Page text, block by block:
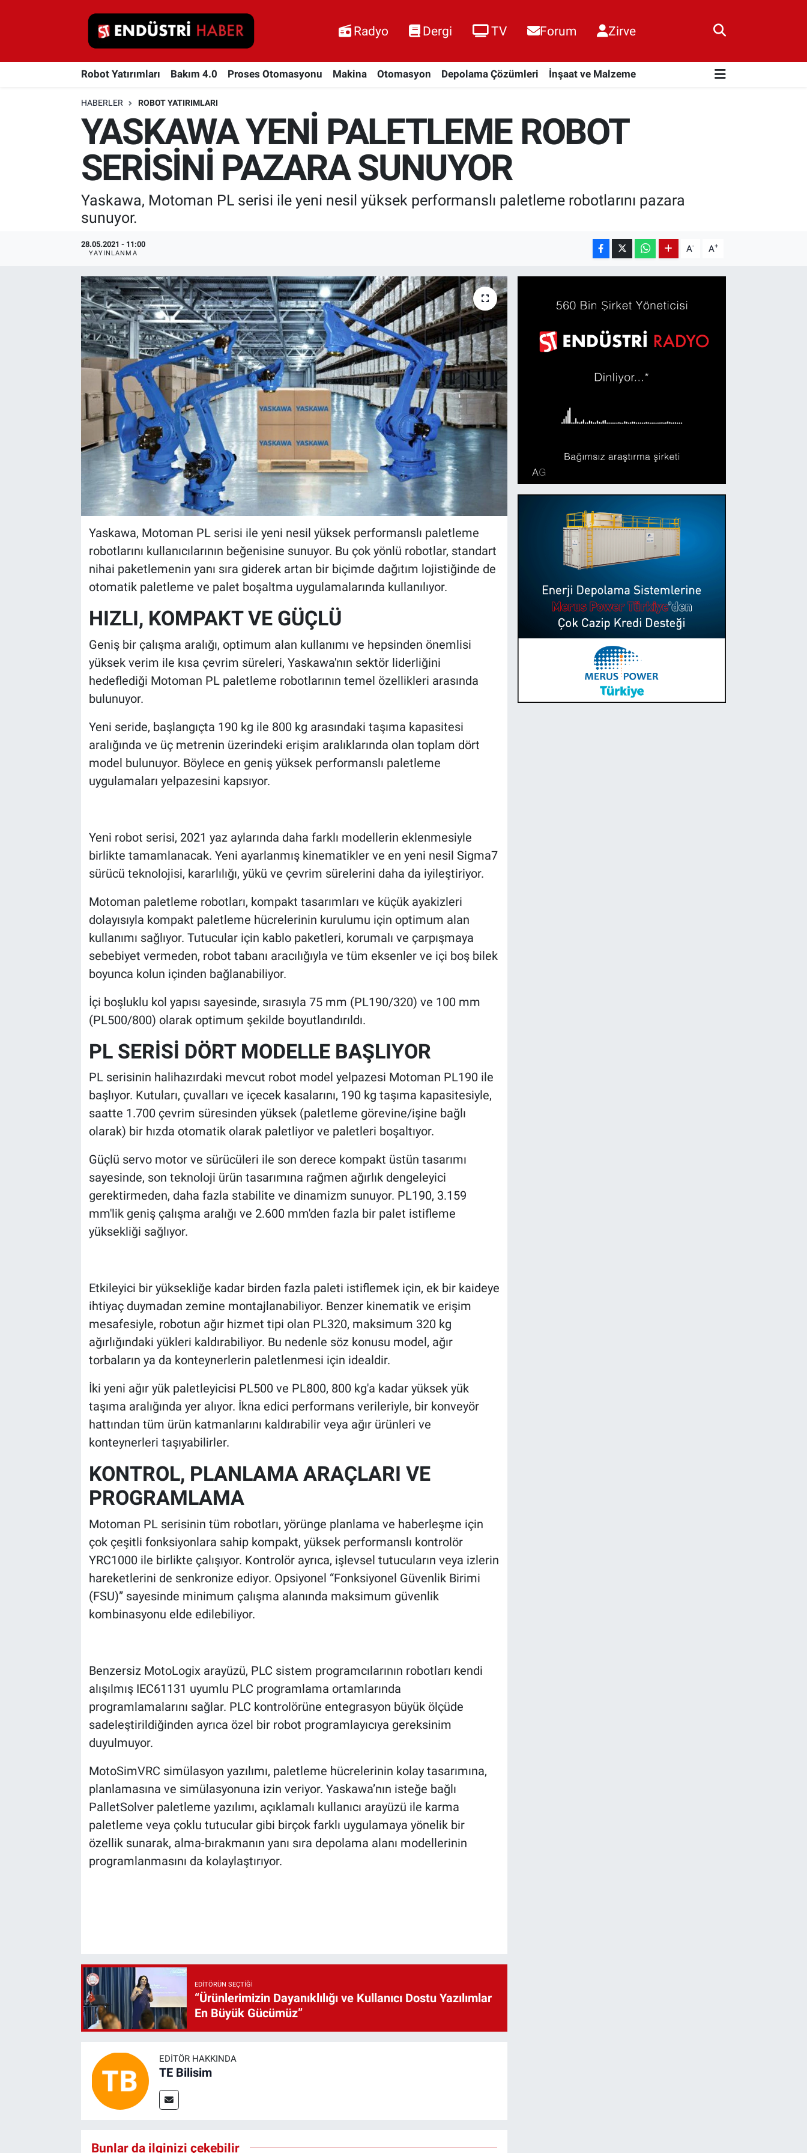
Radyo Dergi TV Forum Zirve
Robot Yatırımları Bakım 4.0 Proses Otomasyonu Makina Otomasyon Depolama Çözümleri İnşaat ve Malzeme
HABERLER ROBOT YATIRIMLARI
YASKAWA YENİ PALETLEME ROBOT
SERİSİNİ PAZARA SUNUYOR
Yaskawa, Motoman PL serisi ile yeni nesil yüksek performanslı paletleme robotlarını pazara
sunuyor.
28.05.2021 - 11:00
YAYINLANMA A- A+
Yaskawa, Motoman PL serisi ile yeni nesil yüksek performanslı paletleme
robotlarını kullanıcılarının beğenisine sunuyor. Bu çok yönlü robotlar, standart
nihai paketlemenin yanı sıra giderek artan bir biçimde dağıtım lojistiğinde de
otomatik paletleme ve palet boşaltma uygulamalarında kullanılıyor.
HIZLI, KOMPAKT VE GÜÇLÜ
Geniş bir çalışma aralığı, optimum alan kullanımı ve hepsinden önemlisi
yüksek verim ile kısa çevrim süreleri, Yaskawa'nın sektör liderliğini
hedeflediği Motoman PL paletleme robotlarının temel özellikleri arasında
bulunuyor.
Yeni seride, başlangıçta 190 kg ile 800 kg arasındaki taşıma kapasitesi
aralığında ve üç metrenin üzerindeki erişim aralıklarında olan toplam dört
model bulunuyor. Böylece en geniş yüksek performanslı paletleme
uygulamaları yelpazesini kapsıyor.
Yeni robot serisi, 2021 yaz aylarında daha farklı modellerin eklenmesiyle
birlikte tamamlanacak. Yeni ayarlanmış kinematikler ve en yeni nesil Sigma7
sürücü teknolojisi, kararlılığı, yükü ve çevrim sürelerini daha da iyileştiriyor.
Motoman paletleme robotları, kompakt tasarımları ve küçük ayakizleri
dolayısıyla kompakt paletleme hücrelerinin kurulumu için optimum alan
kullanımı sağlıyor. Tutucular için kablo paketleri, korumalı ve çarpışmaya
sebebiyet vermeden, robot tabanı aracılığıyla ve tüm eksenler ve içi boş bilek
boyunca kolun içinden bağlanabiliyor.
İçi boşluklu kol yapısı sayesinde, sırasıyla 75 mm (PL190/320) ve 100 mm
(PL500/800) olarak optimum şekilde boyutlandırıldı.
PL SERİSİ DÖRT MODELLE BAŞLIYOR
PL serisinin halihazırdaki mevcut robot model yelpazesi Motoman PL190 ile
başlıyor. Kutuları, çuvalları ve içecek kasalarını, 190 kg taşıma kapasitesiyle,
saatte 1.700 çevrim süresinden yüksek (paletleme görevine/işine bağlı
olarak) bir hızda otomatik olarak paletliyor ve paletleri boşaltıyor.
Güçlü servo motor ve sürücüleri ile son derece kompakt üstün tasarımı
sayesinde, son teknoloji ürün tasarımına rağmen ağırlık dengeleyici
gerektirmeden, daha fazla stabilite ve dinamizm sunuyor. PL190, 3.159
mm'lik geniş çalışma aralığı ve 2.600 mm'den fazla bir palet istifleme
yüksekliği sağlıyor.
Etkileyici bir yüksekliğe kadar birden fazla paleti istiflemek için, ek bir kaideye
ihtiyaç duymadan zemine montajlanabiliyor. Benzer kinematik ve erişim
mesafesiyle, robotun ağır hizmet tipi olan PL320, maksimum 320 kg
ağırlığındaki yükleri kaldırabiliyor. Bu nedenle söz konusu model, ağır
torbaların ya da konteynerlerin paletlenmesi için idealdir.
İki yeni ağır yük paletleyicisi PL500 ve PL800, 800 kg'a kadar yüksek yük
taşıma aralığında yer alıyor. İkna edici performans verileriyle, bir konveyör
hattından tüm ürün katmanlarını kaldırabilir veya ağır ürünleri ve
konteynerleri taşıyabilirler.
KONTROL, PLANLAMA ARAÇLARI VE
PROGRAMLAMA
Motoman PL serisinin tüm robotları, yörünge planlama ve haberleşme için
çok çeşitli fonksiyonlara sahip kompakt, yüksek performanslı kontrolör
YRC1000 ile birlikte çalışıyor. Kontrolör ayrıca, işlevsel tutucuların veya izlerin
hareketlerini de senkronize ediyor. Opsiyonel “Fonksiyonel Güvenlik Birimi
(FSU)” sayesinde minimum çalışma alanında maksimum güvenlik
kombinasyonu elde edilebiliyor.
Benzersiz MotoLogix arayüzü, PLC sistem programcılarının robotları kendi
alışılmış IEC61131 uyumlu PLC programlama ortamlarında
programlamalarını sağlar. PLC kontrolörüne entegrasyon büyük ölçüde
sadeleştirildiğinden ayrıca özel bir robot programlayıcıya gereksinim
duyulmuyor.
MotoSimVRC simülasyon yazılımı, paletleme hücrelerinin kolay tasarımına,
planlamasına ve simülasyonuna izin veriyor. Yaskawa’nın isteğe bağlı
PalletSolver paletleme yazılımı, açıklamalı kullanıcı arayüzü ile karma
paletleme veya çoklu tutucular gibi birçok farklı uygulamaya yönelik bir
özellik sunarak, alma-bırakmanın yanı sıra depolama alanı modellerinin
programlanmasını da kolaylaştırıyor.
EDITÖRÜN SEÇTIĞI
“Ürünlerimizin Dayanıklılığı ve Kullanıcı Dostu Yazılımlar
En Büyük Gücümüz”
EDITÖR HAKKINDA
TE Bilisim
Bunlar da ilginizi çekebilir
Robot Yatırımları
Proses Otomasyonu
Otomasyon
Depolama Çözümleri
İnşaat ve Malzeme
EndüstriST
Enerjisini Üreten Fabrikalar
Endüstri 4.0 Uygulamaları
Ağır Sanayi Çözümleri